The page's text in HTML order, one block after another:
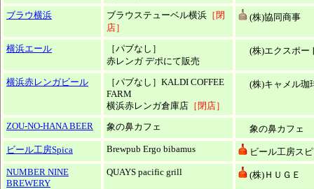
ブラウ横浜 ブラウステューベル横浜 ［閉
店］
(株)協同商事
横浜エール
［パブなし］
赤レンガ デポにて販売
(株)エクスポー
横浜赤レンガビール
［パブなし］KALDI COFFEE
FARM
横浜赤レンガ倉庫店 ［閉店］
(株)キャメル珈
ZOU-NO-HANA BEER 象の鼻カフェ
象の鼻カフェ
ビール工房Spica
Brewpub Ergo bibamus
ビール工房ス
NUMBER NINE
BREWERY
QUAYS pacific grill (株)ＨＵＧＥ